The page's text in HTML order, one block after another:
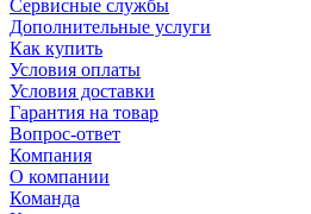
Сервисные службы
Дополнительные услуги
Как купить
Условия оплаты
Условия доставки
Гарантия на товар
Вопрос-ответ
Компания
О компании
Команда